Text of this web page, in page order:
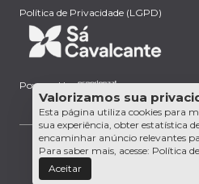
Política de Privacidade (LGPD)
Powered by:
Valorizamos sua
Esta página utiliza cookies para
sua experiência, obter estatística
encaminhar anúncio relevantes
Para saber mais, acesse: Política
Aceitar